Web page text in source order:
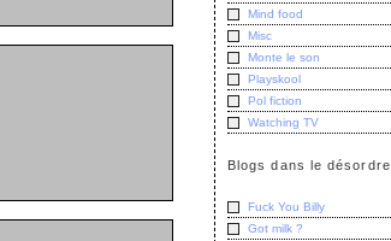
Mind food
Misc
Monte le son
Playskool
Pol fiction
Watching TV
Blogs dans le désordre
Fuck You Billy
Got milk ?